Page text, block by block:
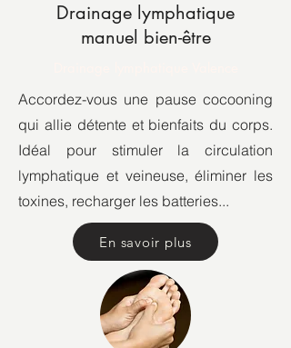
Drainage lymphatique
manuel bien-être
Accordez-vous une pause cocooning
qui allie détente et bienfaits du corps.
Idéal pour stimuler la circulation
lymphatique et veineuse, éliminer les
toxines, recharger les batteries...
En savoir plus